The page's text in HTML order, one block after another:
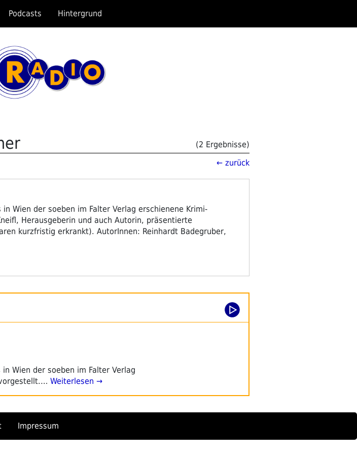
Podcasts Hintergrund
(2 Ergebnisse)
← zurück
Wien der soeben im Falter Verlag erschienene Krimi-
Herausgeberin und auch Autorin, präsentierte
kurzfristig erkrankt). AutorInnen: Reinhardt Badegruber,
Wien der soeben im Falter Verlag
Weiterlesen →
Impressum